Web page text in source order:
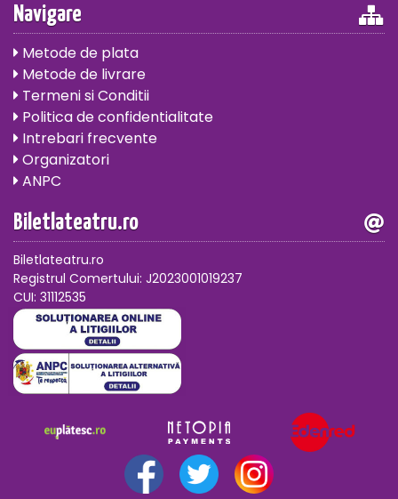
Navigare
Metode de plata
Metode de livrare
Termeni si Conditii
Politica de confidentialitate
Intrebari frecvente
Organizatori
ANPC
Biletlateatru.ro
Biletlateatru.ro
Registrul Comertului: J2023001019237
CUI: 31112535